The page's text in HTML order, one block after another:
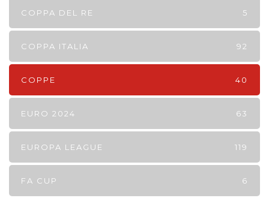
COPPA DEL RE 5
COPPA ITALIA 92
COPPE 40
EURO 2024 63
EUROPA LEAGUE 119
FA CUP 6